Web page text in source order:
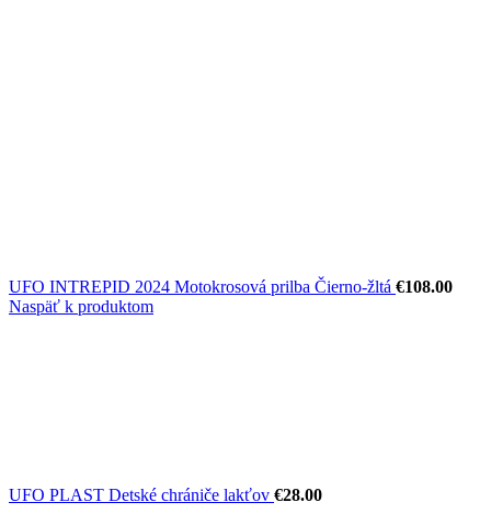
UFO INTREPID 2024 Motokrosová prilba Čierno-žltá €108.00
Naspäť k produktom
UFO PLAST Detské chrániče lakťov €28.00